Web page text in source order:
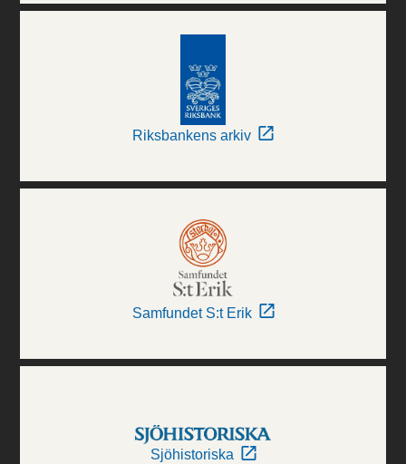
Riksbankens arkiv
Samfundet S:t Erik
Sjöhistoriska